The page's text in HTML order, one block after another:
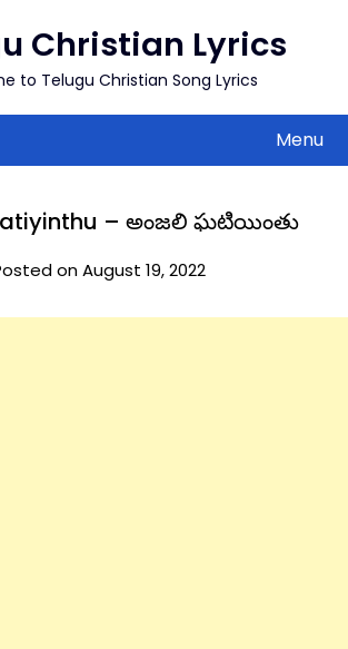
Christian Lyrics
to Telugu Christian Song Lyrics
Menu
– అంజలి ఘటియింతు
on August 19, 2022